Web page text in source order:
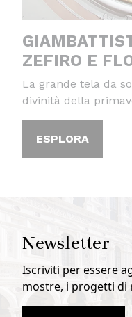
ZEFIRO E
La grande tela da
divinità della
ESPLORA
Newsletter
Iscriviti per essere
mostre, i progetti di